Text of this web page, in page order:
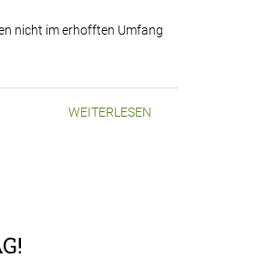
nicht im erhofften Umfang
WEITERLESEN